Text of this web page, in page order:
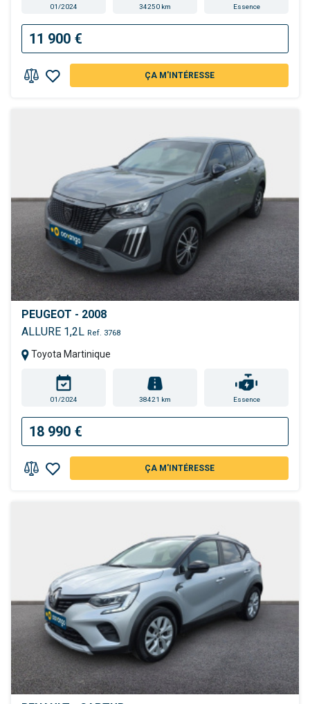
01/2024 34250 km Essence
11 900 €
ÇA M'INTÉRESSE
PEUGEOT - 2008
ALLURE 1,2L Ref. 3768
Toyota Martinique
01/2024 38421 km Essence
18 990 €
ÇA M'INTÉRESSE